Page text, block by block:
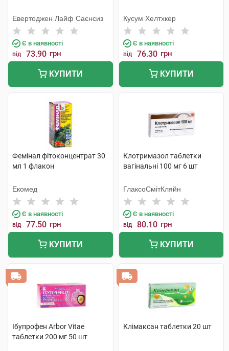
Евертоджен Лайф Саєнсиз
Є в наявності
від 73.90 грн
КУПИТИ
Кусум Хелтхкер
Є в наявності
від 76.30 грн
КУПИТИ
Фемінал фітоконцентрат 30
мл 1 флакон
Екомед
Є в наявності
від 77.50 грн
КУПИТИ
Клотримазол таблетки
вагінальні 100 мг 6 шт
ГлаксоСмітКляйн
Є в наявності
від 80.10 грн
КУПИТИ
Ібупрофен Arbor Vitae
таблетки 200 мг 50 шт
Клімаксан таблетки 20 шт